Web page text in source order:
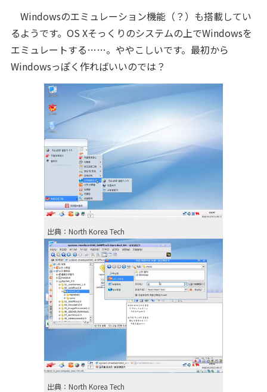
Windowsのエミュレーション機能（？）も搭載してい
るようです。OS Xそっくりのシステムの上でWindowsを
エミュレートする……。ややこしいです。最初から
Windowsっぽく作ればいいのでは？
出典：North Korea Tech
出典：North Korea Tech